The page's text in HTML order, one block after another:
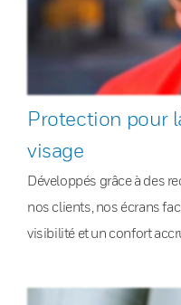
Protection pour
visage
Développés grâce à des
nos clients, nos écrans
visibilité et un confort